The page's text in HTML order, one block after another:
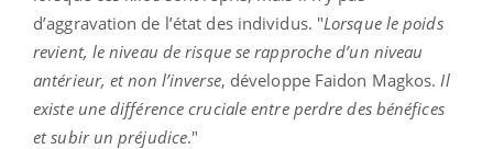
d’aggravation de l’état des individus. "Lorsque le poids
revient, le niveau de risque se rapproche d’un niveau
antérieur, et non l’inverse, développe Faidon Magkos.Il
existe une différence cruciale entre perdre des bénéfices
et subir un préjudice."